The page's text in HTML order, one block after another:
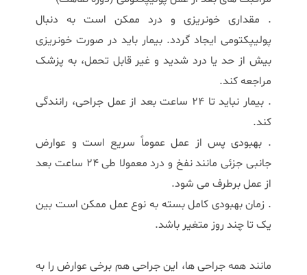
. مقداری خونریزی و درد ممکن است به دنبال
پولیپکتومی ایجاد گردد. بیمار باید در صورت خونریزی
بیش از حد یا درد شدید و غیر قابل تحمل، به پزشک
مراجعه کند.
. بیمار نباید تا 24 ساعت بعد از عمل جراحی، رانندگی
کند.
. بهبودی پس از عمل عموماً سریع است و عوارض
جانبی جزئی مانند نفخ و درد معمولا طی 24 ساعت بعد
از عمل برطرف می شود.
. زمان بهبودی کامل بسته به نوع عمل ممکن است بین
یک تا چند روز متغیر باشد.
مانند همه جراحی ها، این جراحی هم برخی عوارض را به